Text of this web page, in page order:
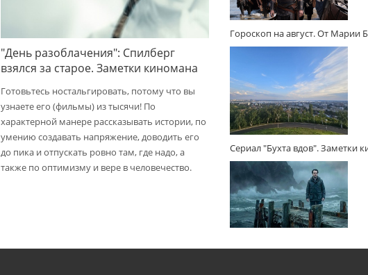
"День разоблачения": Спилберг
взялся за старое. Заметки киномана
Готовьтесь ностальгировать, потому что вы
узнаете его (фильмы) из тысячи! По
характерной манере рассказывать истории, по
умению создавать напряжение, доводить его
до пика и отпускать ровно там, где надо, а
также по оптимизму и вере в человечество.
Гороскоп на август. От Марии
Сериал "Бухта вдов". Заметки